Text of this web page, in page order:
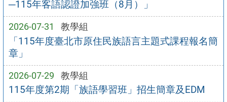
─115年客語認證加強班（8月）」
2026-07-31 教學組
「115年度臺北市原住民族語言主題式課程報名簡
章」
2026-07-29 教學組
115年度第2期「族語學習班」招生簡章及EDM